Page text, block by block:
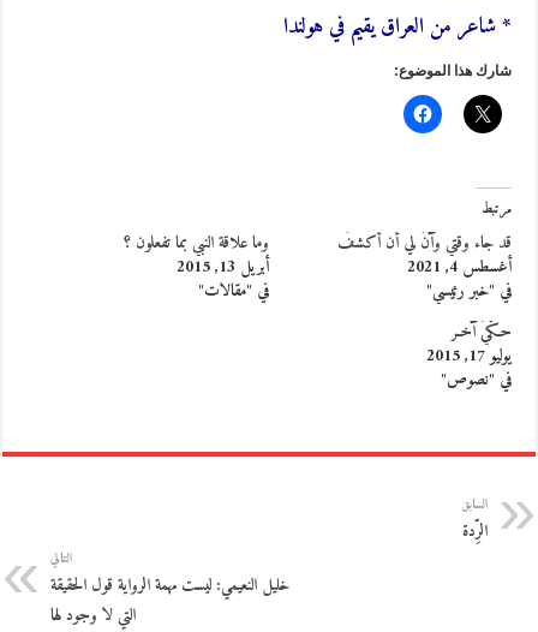
* شاعر من العراق يقيم في هولندا
شارك هذا الموضوع:
مرتبط
قد جاء وقتي وآنَ لي أن أكشفَ
أغسطس 4, 2021
في "خبر رئيسي"
وما علاقة النبي بما تفعلون ؟
أبريل 13, 2015
في "مقالات"
حـكْيٌ آخـر
يوليو 17, 2015
في "نصوص"
السابق
الرِّدة
التالي
خليل النعيمي: ليست مهمة الرواية قول الحقيقة
التي لا وجود لها